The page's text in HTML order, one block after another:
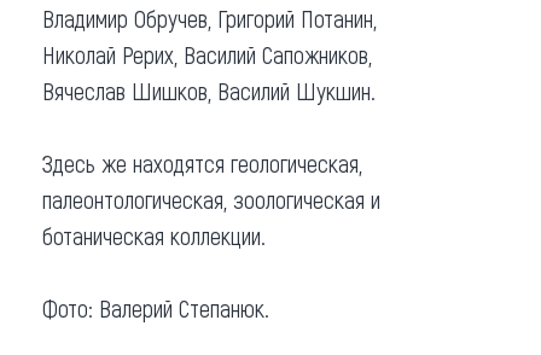
Владимир Обручев, Григорий Потанин,
Николай Рерих, Василий Сапожников,
Вячеслав Шишков, Василий Шукшин.
Здесь же находятся геологическая,
палеонтологическая, зоологическая и
ботаническая коллекции.
Фото: Валерий Степанюк.